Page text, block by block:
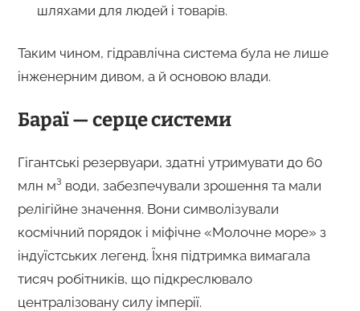
шляхами для людей і товарів.
Таким чином, гідравлічна система була не лише
інженерним дивом, а й основою влади.
Бараї — серце системи
Гігантські резервуари, здатні утримувати до 60
млн м³ води, забезпечували зрошення та мали
релігійне значення. Вони символізували
космічний порядок і міфічне «Молочне море» з
індуїстських легенд. Їхня підтримка вимагала
тисяч робітників, що підкреслювало
централізовану силу імперії.